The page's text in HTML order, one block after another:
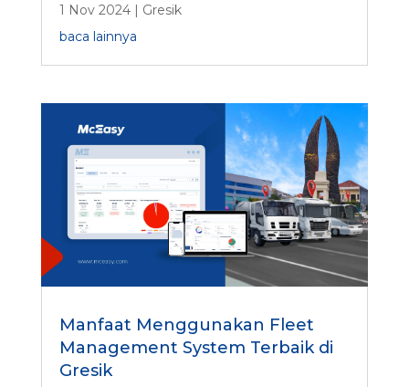
1 Nov 2024| Gresik
baca lainnya
Manfaat Menggunakan Fleet
Management System Terbaik di
Gresik